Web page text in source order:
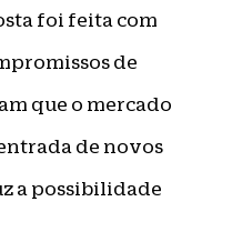
foi feita com
de
que o mercado
de novos
a possibilidade